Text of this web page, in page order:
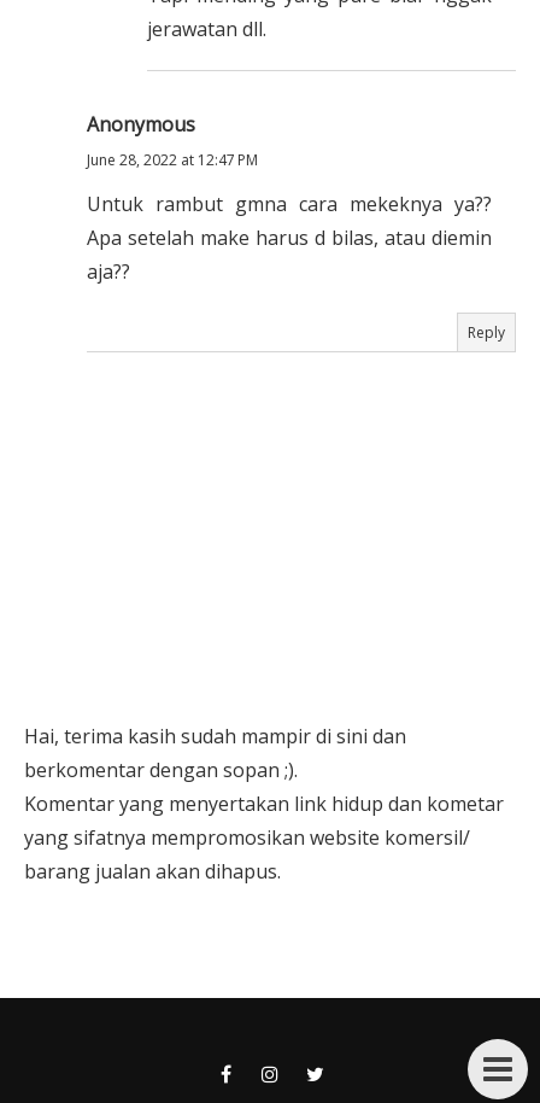
jerawatan dll.
Anonymous
June 28, 2022 at 12:47 PM
Untuk rambut gmna cara mekeknya ya??
Apa setelah make harus d bilas, atau diemin
aja??
Reply
Hai, terima kasih sudah mampir di sini dan
berkomentar dengan sopan ;).
Komentar yang menyertakan link hidup dan kometar
yang sifatnya mempromosikan website komersil/
barang jualan akan dihapus.